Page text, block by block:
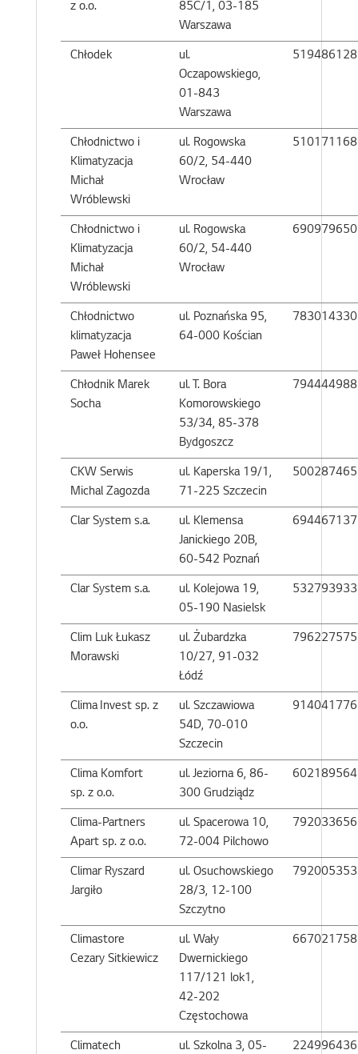
z o.o.
85C/1, 03-185
Warszawa
Chłodek
ul.
Oczapowskiego,
01-843
Warszawa
519486128
Chłodnictwo i
Klimatyzacja
Michał
Wróblewski
ul. Rogowska
60/2, 54-440
Wrocław
510171168
Chłodnictwo i
Klimatyzacja
Michał
Wróblewski
ul. Rogowska
60/2, 54-440
Wrocław
690979650
Chłodnictwo
klimatyzacja
Paweł Hohensee
ul. Poznańska 95,
64-000 Kościan
783014330
Chłodnik Marek
Socha
ul. T. Bora
Komorowskiego
53/34, 85-378
Bydgoszcz
794444988
CKW Serwis
Michal Zagozda
ul. Kaperska 19/1,
71-225 Szczecin
500287465
Clar System s.a.
ul. Klemensa
Janickiego 20B,
60-542 Poznań
694467137
Clar System s.a.
ul. Kolejowa 19,
05-190 Nasielsk
532793933
Clim Luk Łukasz
Morawski
ul. Żubardzka
10/27, 91-032
Łódź
796227575
Clima Invest sp. z
o.o.
ul. Szczawiowa
54D, 70-010
Szczecin
914041776
Clima Komfort
sp. z o.o.
ul. Jeziorna 6, 86-
300 Grudziądz
602189564
Clima-Partners
Apart sp. z o.o.
ul. Spacerowa 10,
72-004 Pilchowo
792033656
Climar Ryszard
Jargiło
ul. Osuchowskiego
28/3, 12-100
Szczytno
792005353
Climastore
Cezary Sitkiewicz
ul. Wały
Dwernickiego
117/121 lok1,
42-202
Częstochowa
667021758
Climatech
ul. Szkolna 3, 05-
224996436